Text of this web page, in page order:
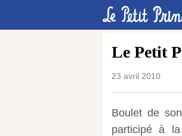
Le Petit
23 avril 2010
Boulet de
participé à